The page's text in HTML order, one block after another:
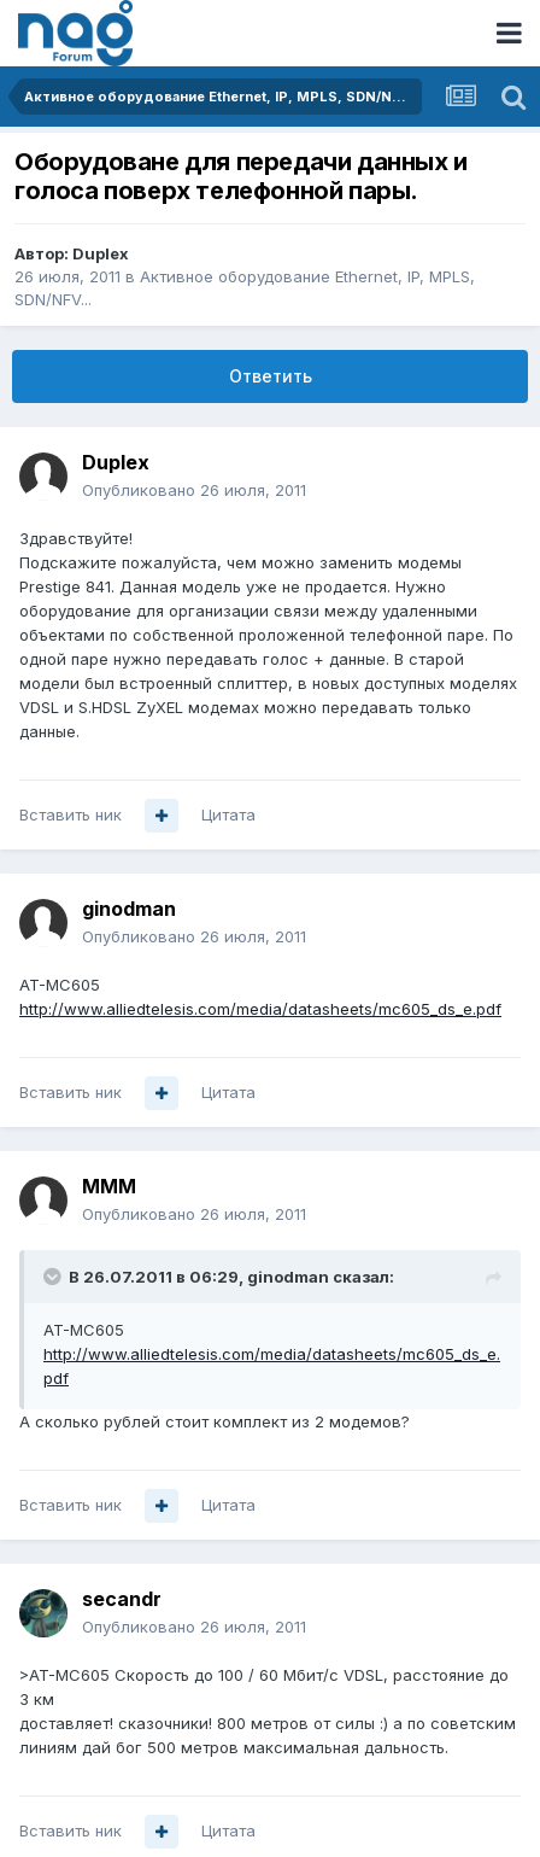
Активное оборудование Ethernet, IP, MPLS, SDN/NFV...
Оборудоване для передачи данных и
голоса поверх телефонной пары.
Автор: Duplex
26 июля, 2011 в Активное оборудование Ethernet, IP, MPLS,
SDN/NFV...
Ответить
Duplex
Опубликовано 26 июля, 2011
Здравствуйте!
Подскажите пожалуйста, чем можно заменить модемы
Prestige 841. Данная модель уже не продается. Нужно
оборудование для организации связи между удаленными
объектами по собственной проложенной телефонной паре. По
одной паре нужно передавать голос + данные. В старой
модели был встроенный сплиттер, в новых доступных моделях
VDSL и S.HDSL ZyXEL модемах можно передавать только
данные.
Вставить ник Цитата
ginodman
Опубликовано 26 июля, 2011
AT-MC605
http://www.alliedtelesis.com/media/datasheets/mc605_ds_e.pdf
Вставить ник Цитата
MMM
Опубликовано 26 июля, 2011
В 26.07.2011 в 06:29, ginodman сказал:
AT-MC605
http://www.alliedtelesis.com/media/datasheets/mc605_ds_e.
pdf
А сколько рублей стоит комплект из 2 модемов?
Вставить ник Цитата
secandr
Опубликовано 26 июля, 2011
>AT-MC605 Скорость до 100 / 60 Мбит/с VDSL, расстояние до
3 км
доставляет! сказочники! 800 метров от силы :) а по советским
линиям дай бог 500 метров максимальная дальность.
Вставить ник Цитата